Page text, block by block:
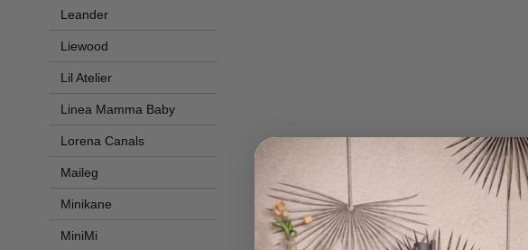
Leander
Liewood
Lil Atelier
Linea Mamma Baby
Lorena Canals
Maileg
Minikane
MiniMi